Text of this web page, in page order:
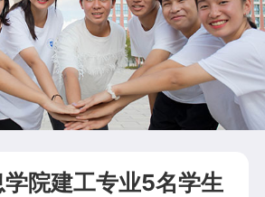
院建工专业5名学生